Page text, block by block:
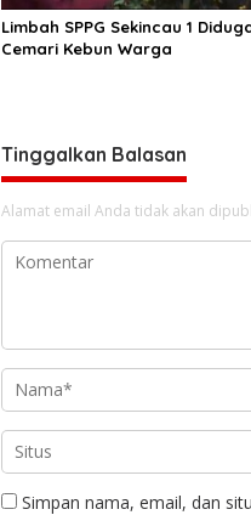
Limbah SPPG Sekincau 1
Cemari Kebun Warga
Tinggalkan Balasan
Alamat email Anda tidak akan
Simpan nama, email, dan